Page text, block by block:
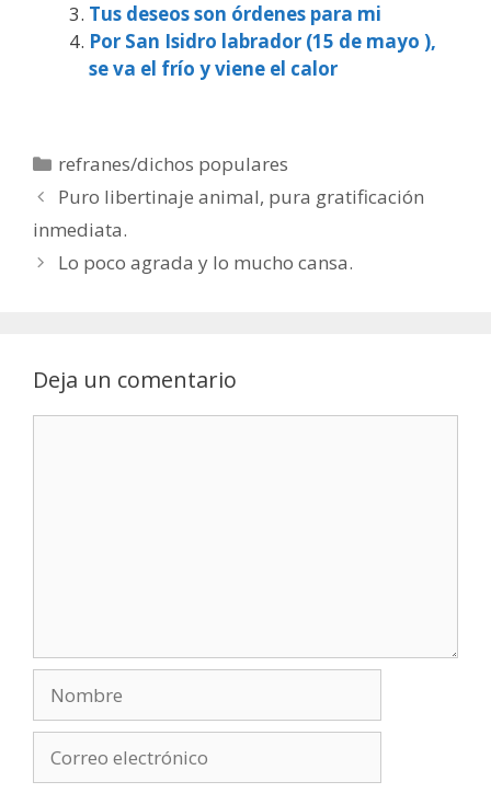
Tus deseos son órdenes para mi
Por San Isidro labrador (15 de mayo ),
se va el frío y viene el calor
Categorías
refranes/dichos populares
Puro libertinaje animal, pura gratificación
inmediata.
Lo poco agrada y lo mucho cansa.
Deja un comentario
electrónico